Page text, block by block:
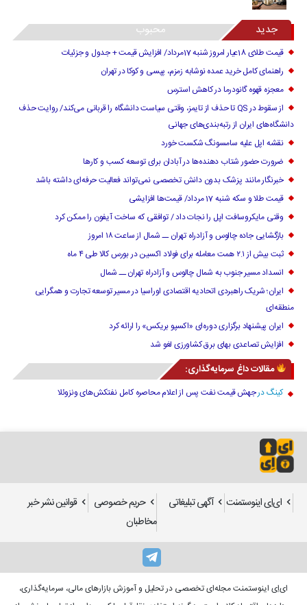
جدید محبوب
قیمت طلای 18عیار امروز شنبه 17مرداد/ افزایش قیمت + جدول و جزئیات
راهنمای کامل خرید عمده نوشابه زمزم، پپسی و کوکا در تهران
معجزه قهوه گانودرما در کاهش استرس
از سقوط در QS تا حذف از تایمز، وقتی سیاست دانشگاه را قربانی می‌کند/ روایت حذف
دانشگاه‌های ایران از رتبه‌بندی‌های جهانی
نقشه اپل علیه سامسونگ شکست خورد
ضرورت حضور شتاب ‌دهنده‌ها در آبادان برای توسعه کسب‌ و کارها
خبرنگار مانند پزشک بدون دانش تخصصی نمی‌تواند فعالیت حرفه‌ای داشته باشد
قیمت طلا و سکه شنبه 17 مرداد/ قیمت‌ها افزایشی
وقتی مایکروسافت اپل را نجات داد / توافقی که ساخت آیفون را ممکن کرد
بازگشایی جاده چالوس و آزادراه تهران ــ شمال از ساعت ۱۸ امروز
ثبت بیش از ۲.۱ همت معامله برای فولاد اکسین در بورس کالا طی ۴ ماه
انسداد مسیر جنوب به شمال چالوس و آزادراه تهران ــ شمال
ایران؛ شریک راهبردی اتحادیه اقتصادی اوراسیا در مسیر توسعه تجارت و همگرایی
منطقه‌ای
ایران پیشنهاد برگزاری دوره‌ای «اکسپو بریکس» را ارائه کرد
افزایش تصاعدی بهای برق کشاورزی لغو شد
مقالات داغ سرمایه‌گذاری:
کینگدرجهش قیمت نفت پس از اعلام محاصره کامل نفتکش‌های ونزوئلا
ای‌اِی اینوستمنت آگهی تبلیغاتی
حریم خصوصی
مخاطبان
قوانین نشر خبر
ای‌اِی اینوستمنت مجله‌ای تخصصی در تحلیل و آموزش بازارهای مالی، سرمایه‌گذاری،